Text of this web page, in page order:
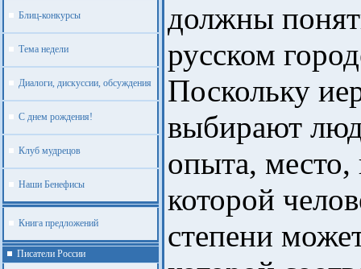
Блиц-конкурсы
Тема недели
Диалоги, дискуссии, обсуждения
С днем рождения!
Клуб мудрецов
Наши Бенефисы
Книга предложений
Писатели России
должны
русском
Поскольку
выбирают
опыта,
которой
степени